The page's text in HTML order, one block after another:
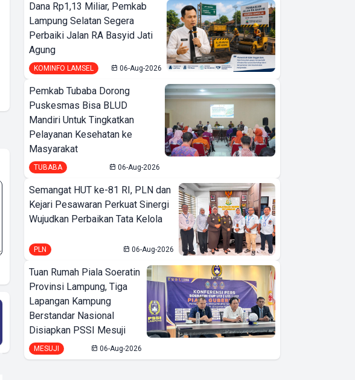
Dana Rp1,13 Miliar, Pemkab
Lampung Selatan Segera
Perbaiki Jalan RA Basyid Jati
Agung
KOMINFO LAMSEL 06-Aug-2026
Pemkab Tubaba Dorong
Puskesmas Bisa BLUD
Mandiri Untuk Tingkatkan
Pelayanan Kesehatan ke
Masyarakat
TUBABA 06-Aug-2026
Semangat HUT ke-81 RI, PLN dan
Kejari Pesawaran Perkuat Sinergi
Wujudkan Perbaikan Tata Kelola
PLN 06-Aug-2026
Tuan Rumah Piala Soeratin
Provinsi Lampung, Tiga
Lapangan Kampung
Berstandar Nasional
Disiapkan PSSI Mesuji
MESUJI 06-Aug-2026